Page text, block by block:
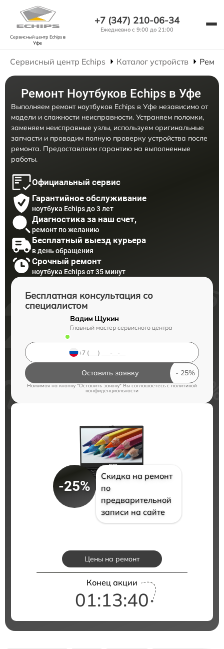
Сервисный центр Echipsв
Уфе
+7 (347) 210-06-34
Ежедневно с 9:00 до 21:00
Сервисный центр Echips Каталог устройств
Ремонт Ноутбуков Echips в Уфе
Выполняем ремонт ноутбуков Echips в Уфе независимо от
модели и сложности неисправности. Устраняем поломки,
заменяем неисправные узлы, используем оригинальные
запчасти и проводим полную проверку устройства после
ремонта. Предоставляем гарантию на выполненные
работы.
Официальный сервис
Гарантийное обслуживание
ноутбука Echips до 3 лет
Диагностика за наш счет,
ремонт по желанию
Бесплатный выезд курьера
в день обращения
Срочный ремонт
ноутбука Echips от 35 минут
Бесплатная консультация со
специалистом
Вадим Щукин
Главный мастер сервисного центра
Оставить заявку
Нажимая на кнопку "Оставить заявку" Вы соглашаетесь cполитикой
конфиденциальности
-25%
Скидка на ремонт
по
предварительной
записи на сайте
Цены на ремонт
Конец акции
01:13:39